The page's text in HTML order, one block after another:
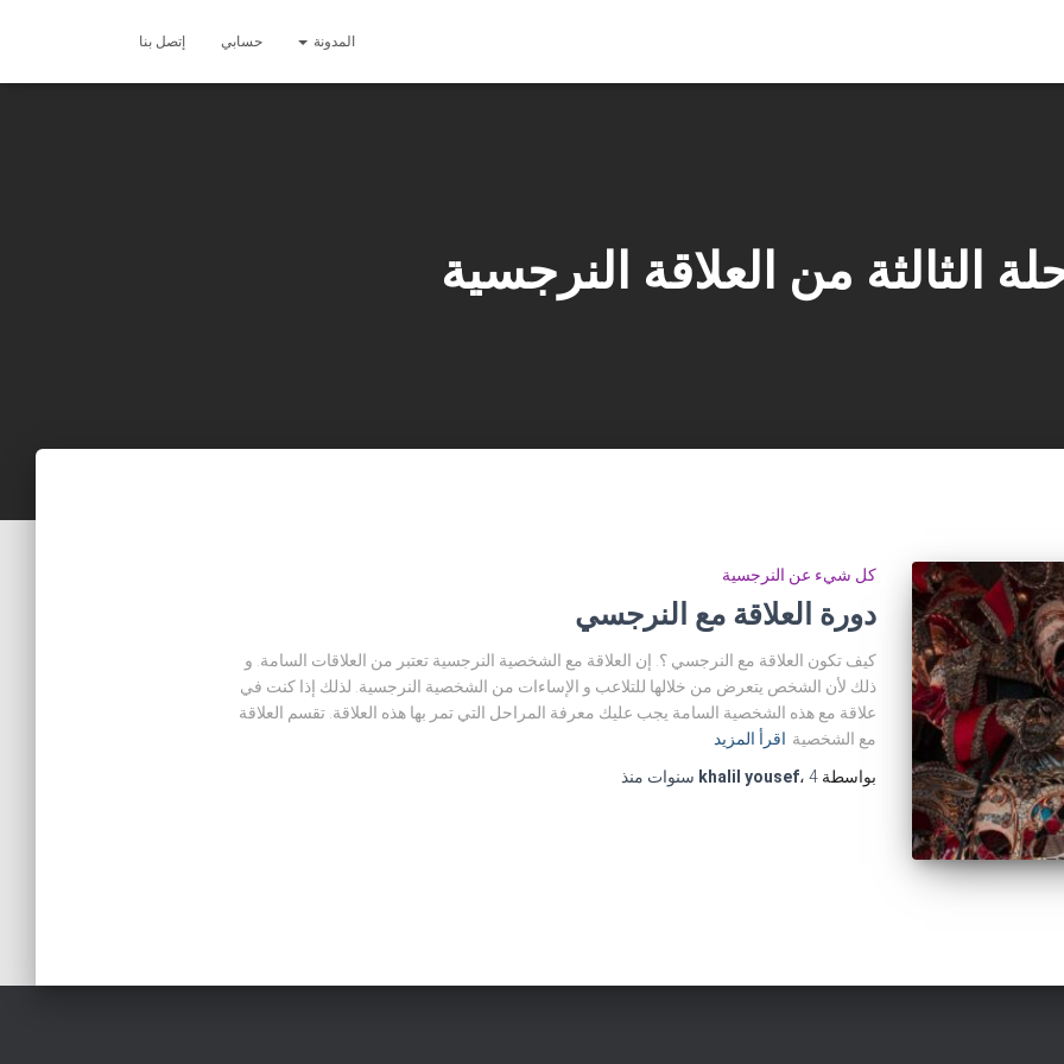
المدونة حسابي إتصل بنا
الثالثة من العلاقة النرجسية
كل شيء عن النرجسية
دورة العلاقة مع النرجسي
كيف تكون العلاقة مع النرجسي ؟. إن العلاقة مع الشخصية النرجسية تعتبر من العلاقات السامة. و
ذلك لأن الشخص يتعرض من خلالها للتلاعب و الإساءات من الشخصية النرجسية. لذلك إذا كنت في
علاقة مع هذه الشخصية السامة يجب عليك معرفة المراحل التي تمر بها هذه العلاقة. تقسم العلاقة
مع الشخصية اقرأ المزيد
بواسطة
khalil yousef،4 سنوات منذ